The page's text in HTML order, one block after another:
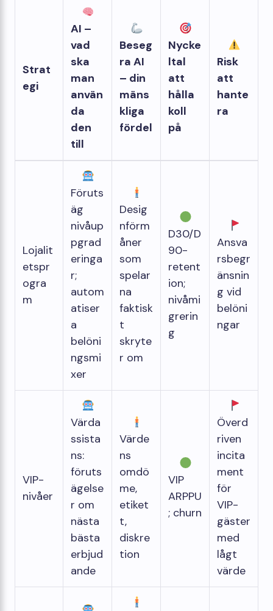
Strat
egi
AI –
vad
ska
man
använ
da
den
till
Beseg
ra AI
– din
mäns
kliga
fördel
Nycke
ltal
att
hålla
koll
på
Risk
att
hante
ra
Lojalit
etspr
ogra
m
Föruts
äg
nivåup
pgrad
eringa
r;
autom
atiser
a
belöni
ngsmi
xer
Desig
nförm
åner
som
spelar
na
faktisk
t
skryte
r om
D30/D
90-
retent
ion;
nivåmi
grerin
g
Ansva
rsbegr
änsnin
g vid
belöni
ngar
VIP-
nivåer
Värda
ssista
ns:
föruts
ägelse
r om
nästa
bästa
erbjud
ande
Värde
ns
omdö
me,
etiket
t,
diskre
tion
VIP
ARPPU
; churn
Överd
riven
incita
ment
för
VIP-
gäster
med
lågt
värde